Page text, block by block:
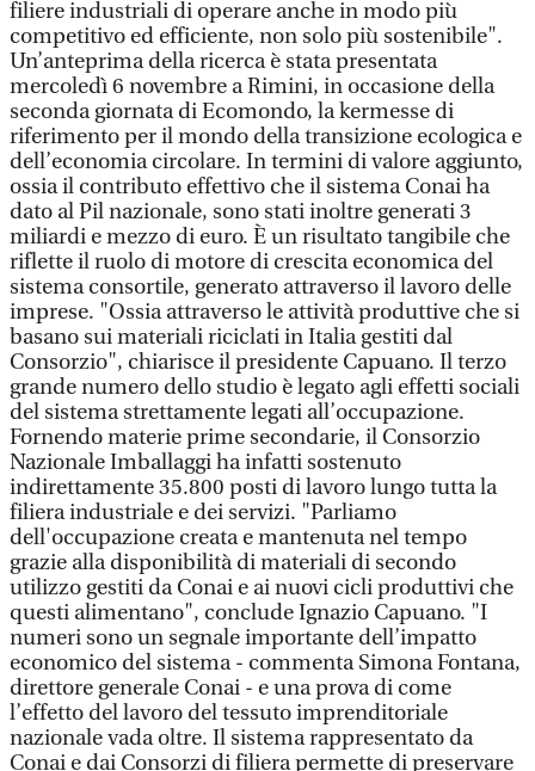
filiere industriali di operare anche in modo più
competitivo ed efficiente, non solo più sostenibile".
Un’anteprima della ricerca è stata presentata
mercoledì 6 novembre a Rimini, in occasione della
seconda giornata di Ecomondo, la kermesse di
riferimento per il mondo della transizione ecologica e
dell’economia circolare. In termini di valore aggiunto,
ossia il contributo effettivo che il sistema Conai ha
dato al Pil nazionale, sono stati inoltre generati 3
miliardi e mezzo di euro. È un risultato tangibile che
riflette il ruolo di motore di crescita economica del
sistema consortile, generato attraverso il lavoro delle
imprese. "Ossia attraverso le attività produttive che si
basano sui materiali riciclati in Italia gestiti dal
Consorzio", chiarisce il presidente Capuano. Il terzo
grande numero dello studio è legato agli effetti sociali
del sistema strettamente legati all’occupazione.
Fornendo materie prime secondarie, il Consorzio
Nazionale Imballaggi ha infatti sostenuto
indirettamente 35.800 posti di lavoro lungo tutta la
filiera industriale e dei servizi. "Parliamo
dell'occupazione creata e mantenuta nel tempo
grazie alla disponibilità di materiali di secondo
utilizzo gestiti da Conai e ai nuovi cicli produttivi che
questi alimentano", conclude Ignazio Capuano. "I
numeri sono un segnale importante dell’impatto
economico del sistema - commenta Simona Fontana,
direttore generale Conai - e una prova di come
l’effetto del lavoro del tessuto imprenditoriale
nazionale vada oltre. Il sistema rappresentato da
Conai e dai Consorzi di filiera permette di preservare